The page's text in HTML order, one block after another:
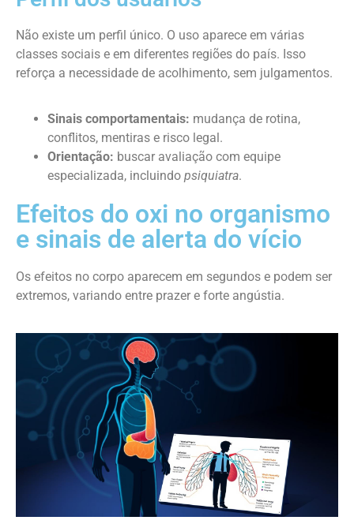
Não existe um perfil único. O uso aparece em várias
classes sociais e em diferentes regiões do país. Isso
reforça a necessidade de acolhimento, sem julgamentos.
Sinais comportamentais: mudança de rotina,
conflitos, mentiras e risco legal.
Orientação: buscar avaliação com equipe
especializada, incluindo psiquiatra.
Efeitos do oxi no organismo
e sinais de alerta do vício
Os efeitos no corpo aparecem em segundos e podem ser
extremos, variando entre prazer e forte angústia.